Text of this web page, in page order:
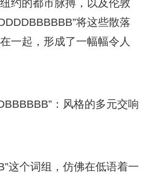
约的都市脉搏，以及伦敦
将这些散落
一起，形成了一幅幅令人
：风格的多元交响
这个词组，仿佛在低语着一